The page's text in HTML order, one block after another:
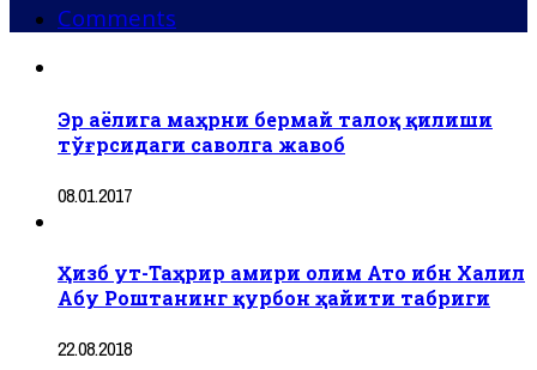
Comments
Эр аёлига маҳрни бермай талоқ қилиши
тўғрсидаги саволга жавоб
08.01.2017
Ҳизб ут-Таҳрир амири олим Ато ибн Халил
Абу Роштанинг қурбон ҳайити табриги
22.08.2018